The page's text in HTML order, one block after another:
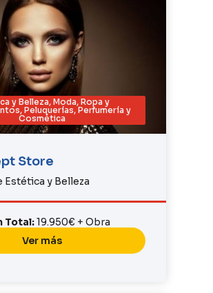
y Belleza, Moda, Ropa y
, Peluquerías, Perfumería y
Cosmética
Store
Estética y Belleza
Total:19.950€ + Obra
Ver más